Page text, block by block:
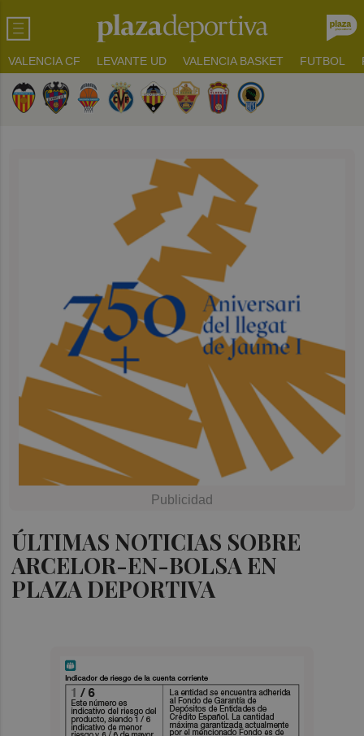
VALENCIA CF LEVANTE UD VALENCIA BASKET FUTBOL
ÚLTIMAS NOTICIAS SOBRE
ARCELOR-EN-BOLSA EN
PLAZA DEPORTIVA